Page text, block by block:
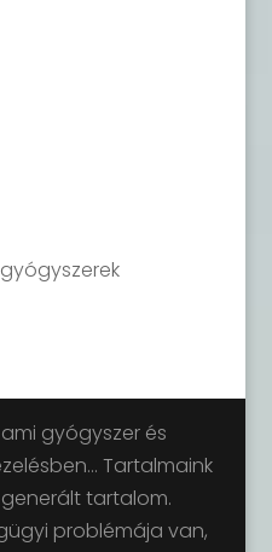
gyógyszer és
Tartalmaink
tartalom.
problémája van,